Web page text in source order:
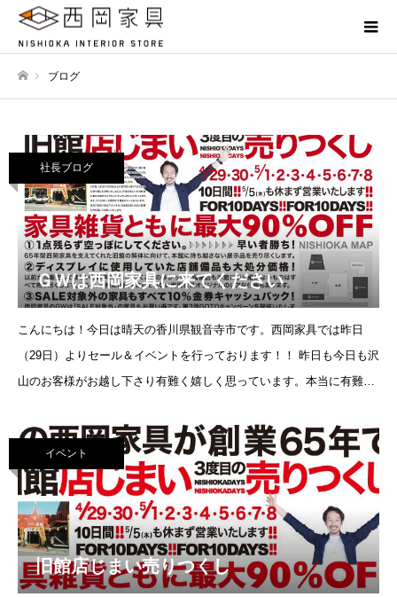
ブログ
社長ブログ
ＧＷは西岡家具に来てください
こんにちは！今日は晴天の香川県観音寺市です。西岡家具では昨日
（29日）よりセール＆イベントを行っております！！ 昨日も今日も沢
山のお客様がお越し下さり有難く嬉しく思っています。本当に有難う
イベント
旧館店じまい売りつくし